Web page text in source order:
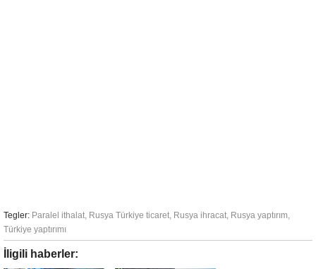
Tegler: Paralel ithalat, Rusya Türkiye ticaret, Rusya ihracat, Rusya yaptırım,
Türkiye yaptırımı
İligili haberler: